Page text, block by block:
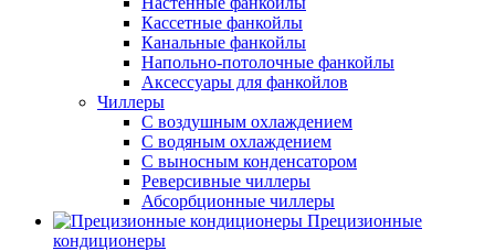
Кассетные фанкойлы
Канальные фанкойлы
Напольно-потолочные фанкойлы
Аксессуары для фанкойлов
Чиллеры
С воздушным охлаждением
С водяным охлаждением
С выносным конденсатором
Реверсивные чиллеры
Абсорбционные чиллеры
Прецизионные
кондиционеры